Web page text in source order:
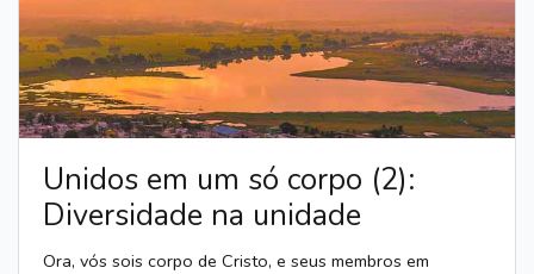
Unidos em um só corpo (2):
Diversidade na unidade
Ora, vós sois corpo de Cristo, e seus membros em